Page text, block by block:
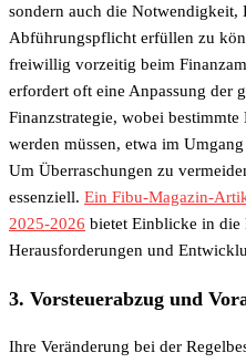
sondern auch die
Abführungspflicht erfüllen zu
freiwillig vorzeitig beim
erfordert oft eine Anpassung der
Finanzstrategie, wobei
werden müssen, etwa im
Um Überraschungen zu
essenziell. Ein Fibu-Magazin-
2025-2026 bietet Einblicke in die
Herausforderungen und
3. Vorsteuerabzug und
Ihre Veränderung bei der